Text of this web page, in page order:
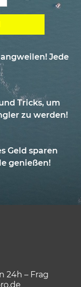
ausblenden
passwort
Jede
Tricks, um
zu werden!
Geld sparen
genießen!
24h – Frag